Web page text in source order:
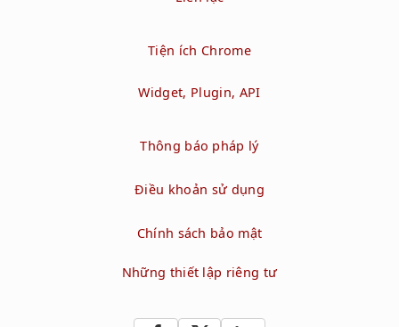
Tiện ích Chrome
Widget, Plugin, API
Thông báo pháp lý
Điều khoản sử dụng
Chính sách bảo mật
Những thiết lập riêng tư